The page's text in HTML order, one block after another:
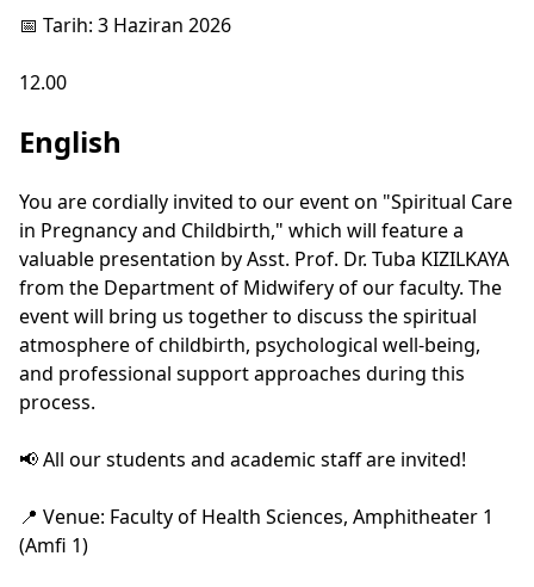
📅 Tarih: 3 Haziran 2026
12.00
English
You are cordially invited to our event on "Spiritual Care
in Pregnancy and Childbirth," which will feature a
valuable presentation by Asst. Prof. Dr. Tuba KIZILKAYA
from the Department of Midwifery of our faculty. The
event will bring us together to discuss the spiritual
atmosphere of childbirth, psychological well-being,
and professional support approaches during this
process.
📢 All our students and academic staff are invited!
📍 Venue: Faculty of Health Sciences, Amphitheater 1
(Amfi 1)